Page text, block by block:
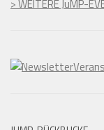
> WEITERE JuMP-